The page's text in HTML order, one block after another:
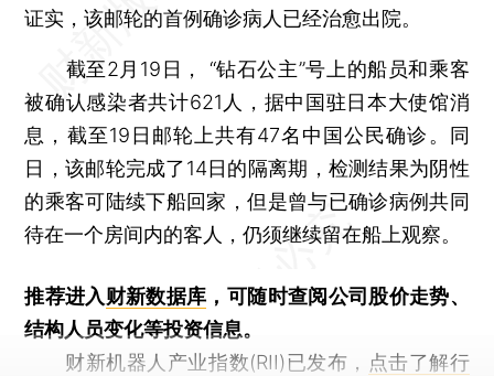
证实，该邮轮的首例确诊病人已经治愈出院。
截至2月19日， “钻石公主”号上的船员和乘客
被确认感染者共计621人，据中国驻日本大使馆消
息，截至19日邮轮上共有47名中国公民确诊。同
日，该邮轮完成了14日的隔离期，检测结果为阴性
的乘客可陆续下船回家，但是曾与已确诊病例共同
待在一个房间内的客人，仍须继续留在船上观察。
推荐进入财新数据库 ，可随时查阅公司股价走势、
结构人员变化等投资信息。
财新机器人产业指数(RII)已发布， 点击了解行